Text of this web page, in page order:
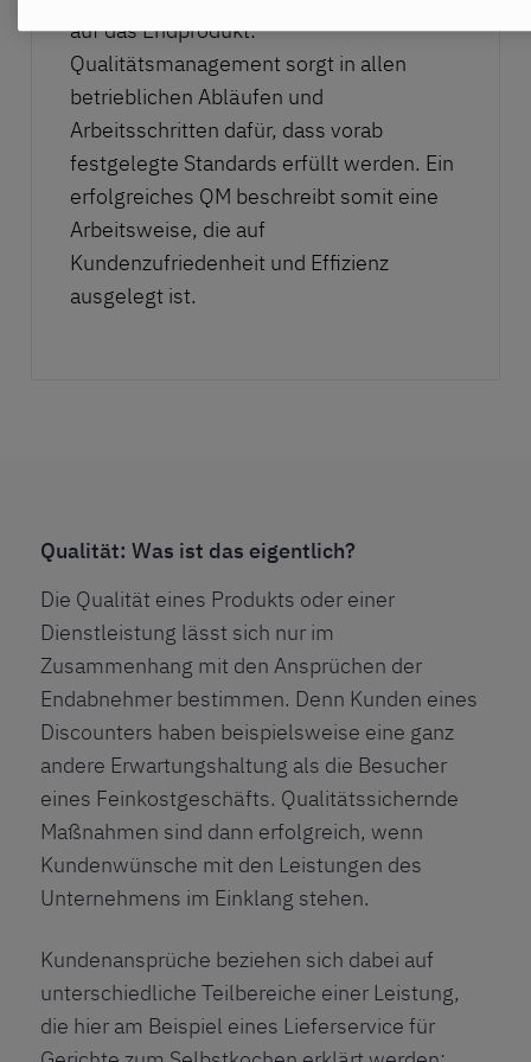
auf das Endprodukt:
Qualitätsmanagement sorgt in allen
betrieblichen Abläufen und
Arbeitsschritten dafür, dass vorab
festgelegte Standards erfüllt werden. Ein
erfolgreiches QM beschreibt somit eine
Arbeitsweise, die auf
Kundenzufriedenheit und Effizienz
ausgelegt ist.
Qualität: Was ist das eigentlich?
Die Qualität eines Produkts oder einer
Dienstleistung lässt sich nur im
Zusammenhang mit den Ansprüchen der
Endabnehmer bestimmen. Denn Kunden eines
Discounters haben beispielsweise eine ganz
andere Erwartungshaltung als die Besucher
eines Feinkostgeschäfts. Qualitätssichernde
Maßnahmen sind dann erfolgreich, wenn
Kundenwünsche mit den Leistungen des
Unternehmens im Einklang stehen.
Kundenansprüche beziehen sich dabei auf
unterschiedliche Teilbereiche einer Leistung,
die hier am Beispiel eines Lieferservice für